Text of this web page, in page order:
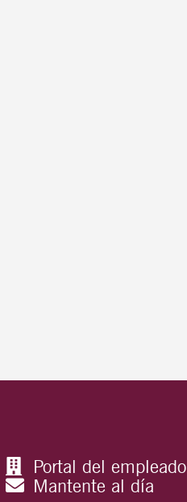
Portal del empleado
Mantente al día